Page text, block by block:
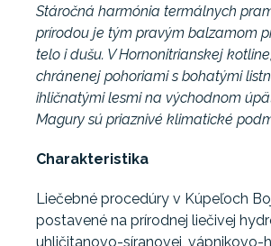
Stáročná harmónia termálnych
prírodou je tým pravým balzamom
telo i dušu. V Hornonitrianskej
chránenej pohoriami s bohatými
ihličnatými lesmi na východnom
Magury sú priaznivé klimatické
Charakteristika
Liečebné procedúry v Kúpeľoch
postavené na prírodnej liečivej
uhličitanovo-síranovej, vápnikovo-